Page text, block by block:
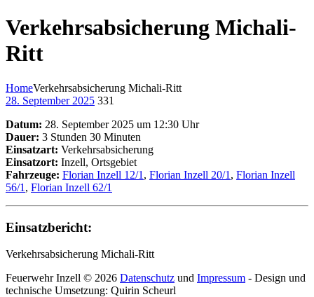
Verkehrsabsicherung Michali-
Ritt
HomeVerkehrsabsicherung Michali-Ritt
28. September 2025 331
Datum: 28. September 2025 um 12:30 Uhr
Dauer: 3 Stunden 30 Minuten
Einsatzart: Verkehrsabsicherung
Einsatzort: Inzell, Ortsgebiet
Fahrzeuge: Florian Inzell 12/1 , Florian Inzell 20/1 , Florian Inzell
56/1 , Florian Inzell 62/1
Einsatzbericht:
Verkehrsabsicherung Michali-Ritt
Feuerwehr Inzell © 2026 Datenschutz und Impressum - Design und
technische Umsetzung: Quirin Scheurl